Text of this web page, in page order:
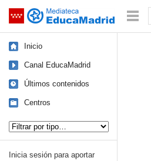
Saltar navegación
Inicio
Canal EducaMadrid
Últimos contenidos
Centros
Inicia sesión para aportar